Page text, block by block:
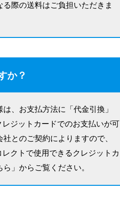
際の送料はご負担いただきま
か？
、お支払方法に「代金引換」
ジットカードでのお支払いが可
とのご契約によりますので、
クトで使用できるクレジットカ
」からご覧ください。